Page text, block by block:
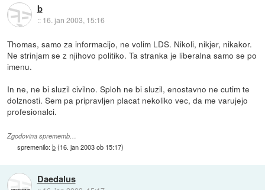
b
:: 16. jan 2003, 15:16
Thomas, samo za informacijo, ne volim LDS. Nikoli, nikjer, nikakor.
Ne strinjam se z njihovo politiko. Ta stranka je liberalna samo se po
imenu.
In ne, ne bi sluzil civilno. Sploh ne bi sluzil, enostavno ne cutim te
dolznosti. Sem pa pripravljen placat nekoliko vec, da me varujejo
profesionalci.
Zgodovina sprememb…
spremenilo:b(16. jan 2003 ob 15:17)
Daedalus